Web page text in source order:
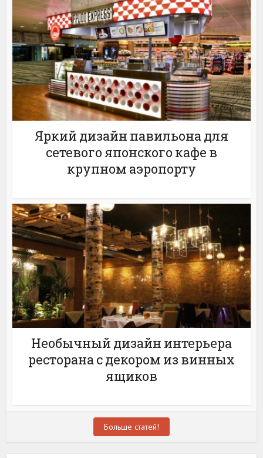
Яркий дизайн павильона для
сетевого японского кафе в
крупном аэропорту
Необычный дизайн интерьера
ресторана с декором из винных
ящиков
Больше статей!